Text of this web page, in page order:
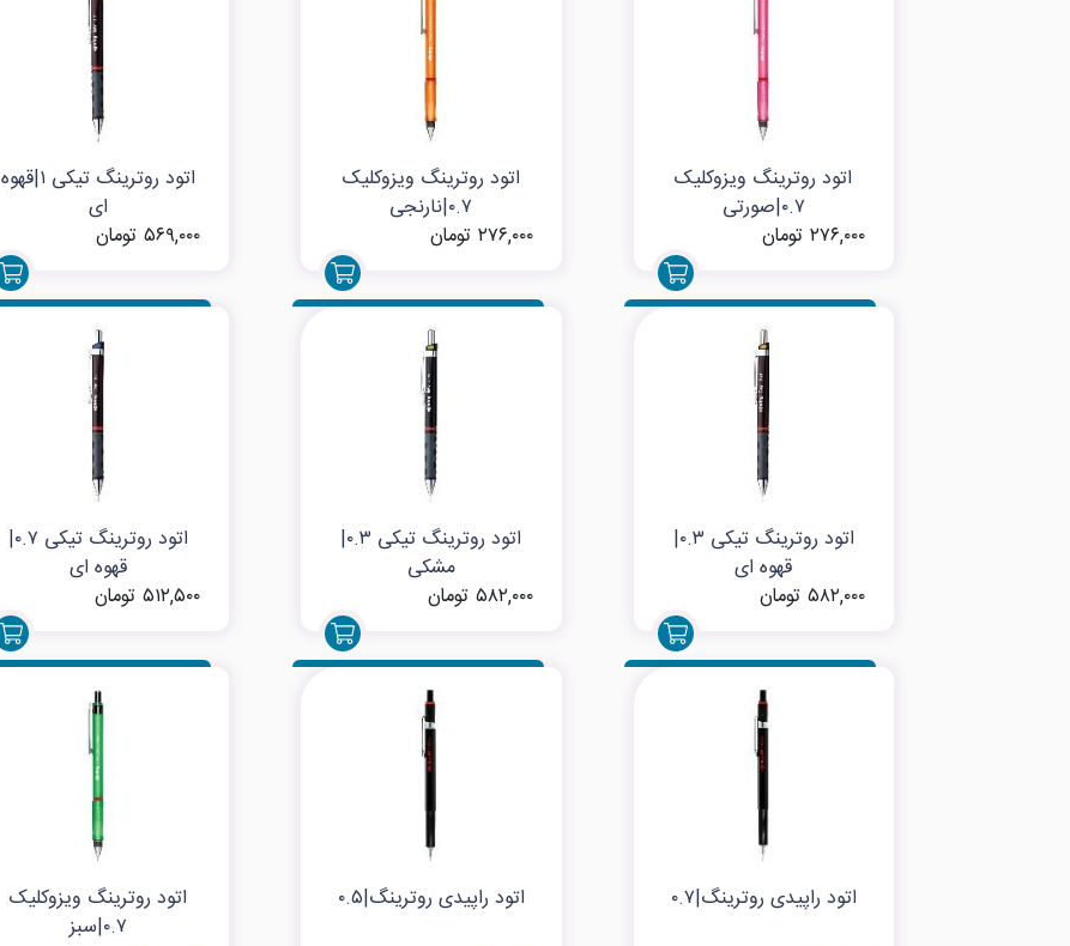
اتود روترینگ ویزوکلیک
۰.۷|صورتی
۲۷۶,۰۰۰ تومان
اتود روترینگ ویزوکلیک
۰.۷|نارنجی
۲۷۶,۰۰۰ تومان
اتود روترینگ تیکی ۱|قهوه
ای
۵۶۹,۰۰۰ تومان
اتود روترینگ تیکی ۰.۳|
قهوه ای
۵۸۲,۰۰۰ تومان
اتود روترینگ تیکی ۰.۳|
مشکی
۵۸۲,۰۰۰ تومان
اتود روترینگ تیکی ۰.۷|
قهوه ای
۵۱۲,۵۰۰ تومان
اتود راپیدی روترینگ|۰.۷ اتود راپیدی روترینگ|۰.۵
اتود روترینگ ویزوکلیک
۰.۷|سبز